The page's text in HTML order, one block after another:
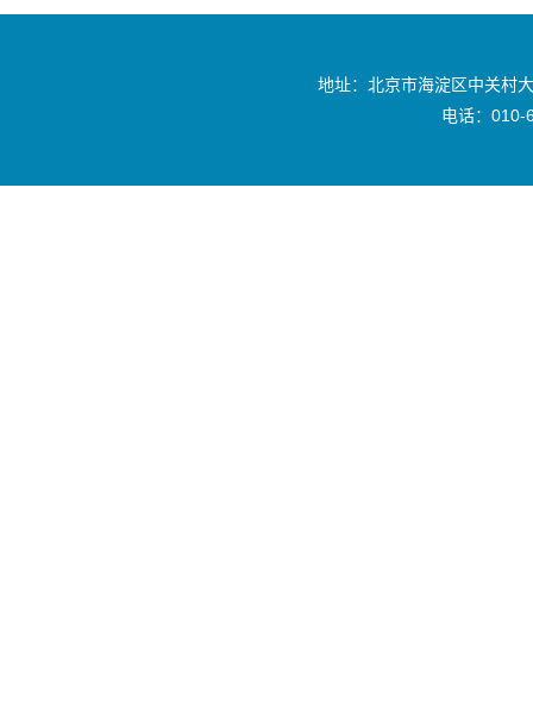
地址：北京市海淀区中关村
电话：